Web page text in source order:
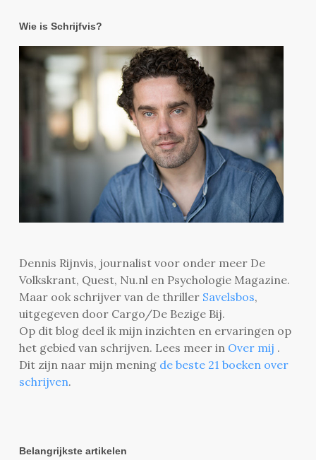
Wie is Schrijfvis?
Dennis Rijnvis, journalist voor onder meer De
Volkskrant, Quest, Nu.nl en Psychologie Magazine.
Maar ook schrijver van de thriller Savelsbos,
uitgegeven door Cargo/De Bezige Bij.
Op dit blog deel ik mijn inzichten en ervaringen op
het gebied van schrijven. Lees meer in Over mij .
Dit zijn naar mijn mening de beste 21 boeken over
schrijven.
Belangrijkste artikelen